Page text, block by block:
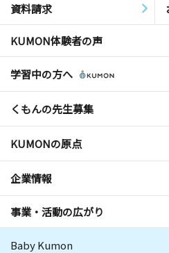
資料請求
KUMON体験者の声
学習中の方へ
くもんの先生募集
KUMONの原点
企業情報
事業・活動の広がり
Baby Kumon